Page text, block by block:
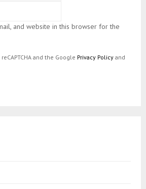
and website in this browser for the
and the Google Privacy Policy and